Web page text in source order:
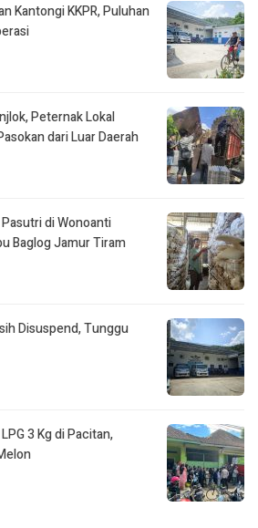
Kantongi KKPR, Puluhan
Peternak Lokal
dari Luar Daerah
di Wonoanti
Baglog Jamur Tiram
Disuspend, Tunggu
3 Kg di Pacitan,